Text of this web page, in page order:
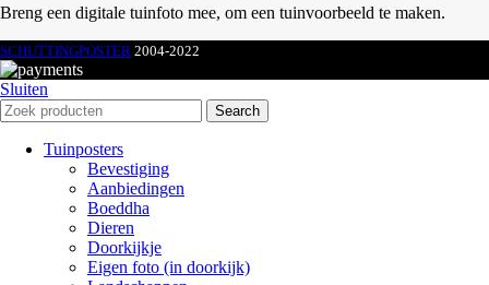
Breng een digitale tuinfoto mee, om een tuinvoorbeeld te maken.
SCHUTTINGPOSTER 2004-2022
Sluiten
Search
Tuinposters
Bevestiging
Aanbiedingen
Boeddha
Dieren
Doorkijkje
Eigen foto (in doorkijk)